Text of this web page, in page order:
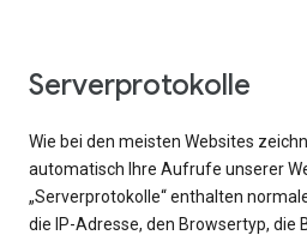
Serverprotokolle
Wie bei den meisten Websites
automatisch Ihre Aufrufe unserer
„Serverprotokolle“ enthalten
die IP-Adresse, den Browsertyp, die